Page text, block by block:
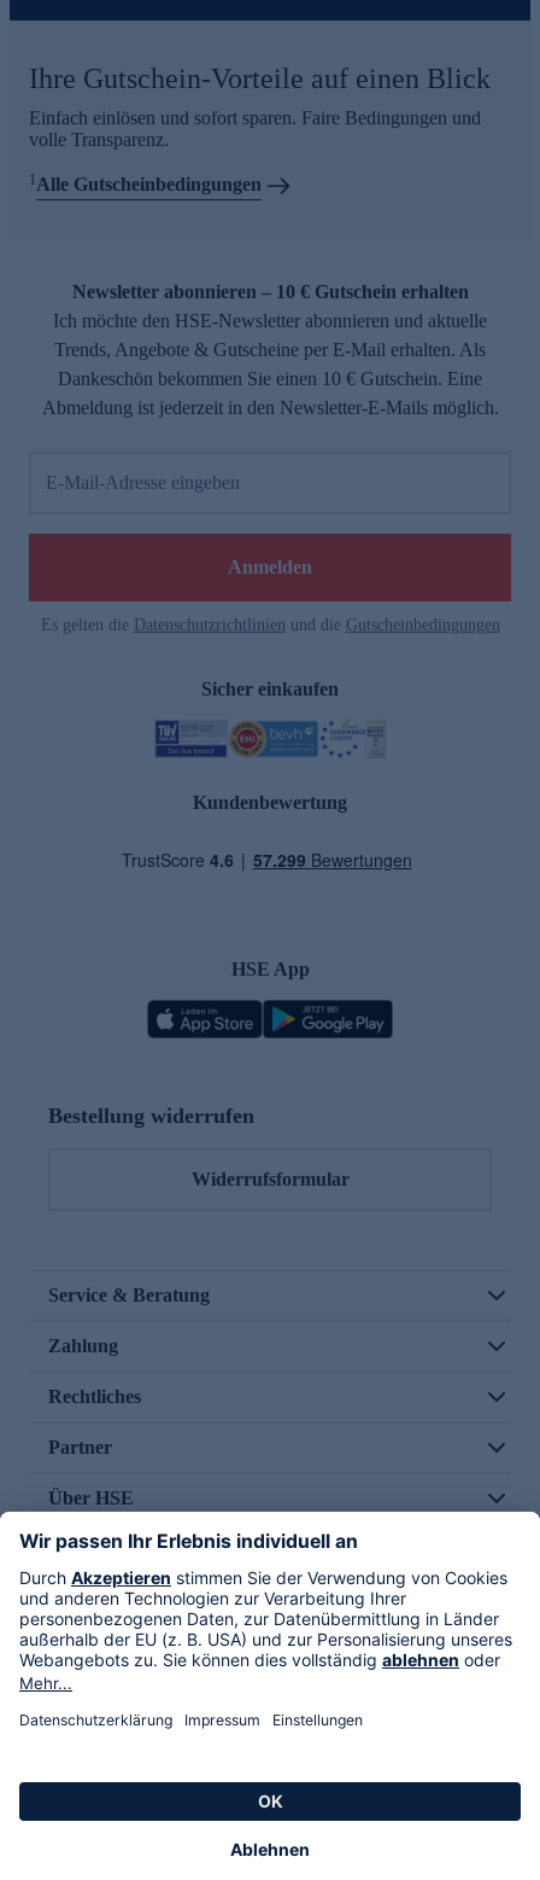
Ihre Gutschein-Vorteile auf einen Blick
Einfach einlösen und sofort sparen. Faire Bedingungen und
volle Transparenz.
1Alle Gutscheinbedingungen
Newsletter abonnieren – 10 € Gutschein erhalten
Ich möchte den HSE-Newsletter abonnieren und aktuelle
Trends, Angebote & Gutscheine per E-Mail erhalten. Als
Dankeschön bekommen Sie einen 10 € Gutschein. Eine
Abmeldung ist jederzeit in den Newsletter-E-Mails möglich.
E-Mail-Adresse eingeben
Anmelden
Es gelten die Datenschutzrichtlinien und die Gutscheinbedingungen
Sicher einkaufen
Kundenbewertung
HSE App
Bestellung widerrufen
Widerrufsformular
Service & Beratung
Zahlung
Rechtliches
Partner
Über HSE
Im TV
HSE International